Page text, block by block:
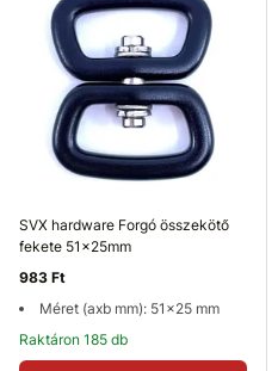
SVX hardware Forgó összekötő
fekete 51x25mm
983 Ft
Méret (axb mm): 51x25 mm
Raktáron 185 db